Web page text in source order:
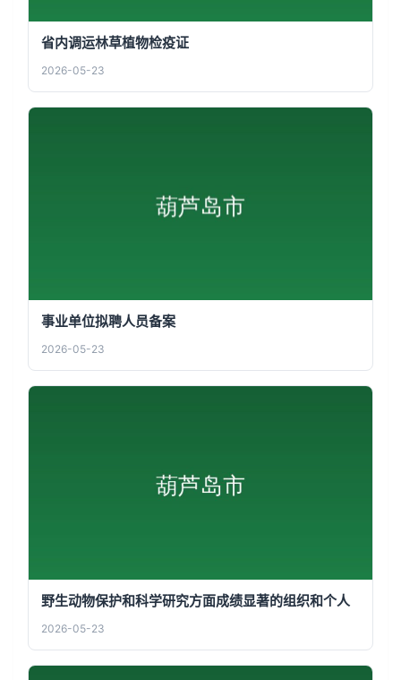
省内调运林草植物检疫证
2026-05-23
事业单位拟聘人员备案
2026-05-23
野生动物保护和科学研究方面成绩显著的组织和个人
2026-05-23